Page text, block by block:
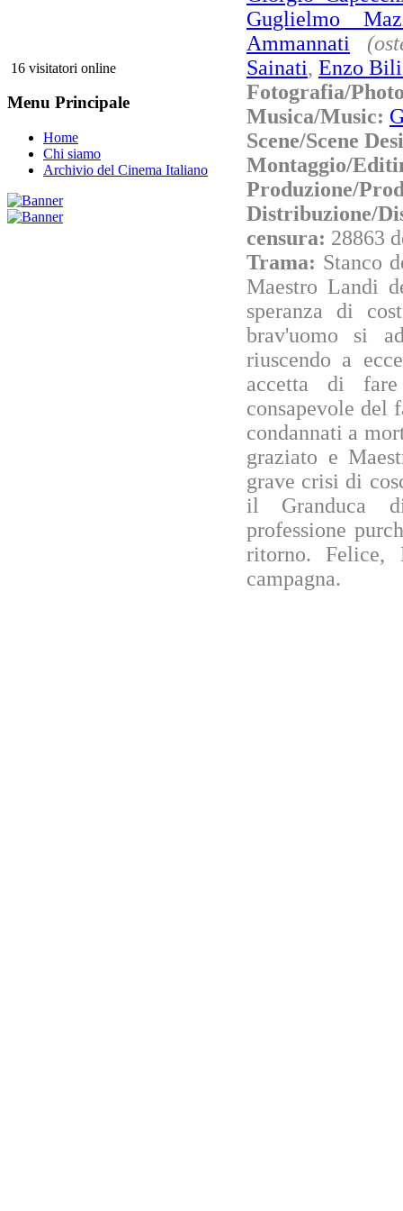
16 visitatori online
Menu Principale
Home
Chi siamo
Archivio del Cinema Italiano
Guglielmo
Ammannati
Sainati, Enzo
Fotografia/
Musica/Music:
Scene/Scene
Montaggio/
Produzione/
Distribuzione/
censura: 28863
Trama: Stanco
Maestro Landi
speranza di
brav'uomo si
riuscendo a
accetta di
consapevole del
condannati a
graziato e
grave crisi di
il Granduca
professione
ritorno.
campagna.